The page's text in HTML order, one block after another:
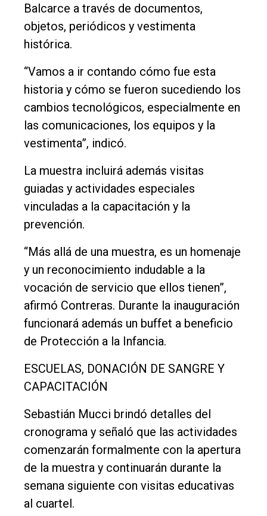
Balcarce a través de documentos,
objetos, periódicos y vestimenta
histórica.
“Vamos a ir contando cómo fue esta
historia y cómo se fueron sucediendo los
cambios tecnológicos, especialmente en
las comunicaciones, los equipos y la
vestimenta”, indicó.
La muestra incluirá además visitas
guiadas y actividades especiales
vinculadas a la capacitación y la
prevención.
“Más allá de una muestra, es un homenaje
y un reconocimiento indudable a la
vocación de servicio que ellos tienen”,
afirmó Contreras. Durante la inauguración
funcionará además un buffet a beneficio
de Protección a la Infancia.
ESCUELAS, DONACIÓN DE SANGRE Y
CAPACITACIÓN
Sebastián Mucci brindó detalles del
cronograma y señaló que las actividades
comenzarán formalmente con la apertura
de la muestra y continuarán durante la
semana siguiente con visitas educativas
al cuartel.